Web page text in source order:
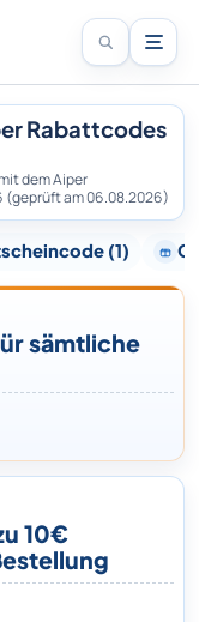
Rabattcodes
dem Aiper
(geprüft am 06.08.2026)
(1)
sämtliche
10€